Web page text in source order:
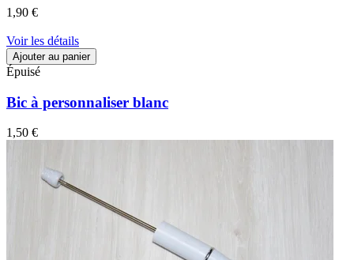
1,90 €
Voir les détails
Ajouter au panier
Épuisé
Bic à personnaliser blanc
1,50 €